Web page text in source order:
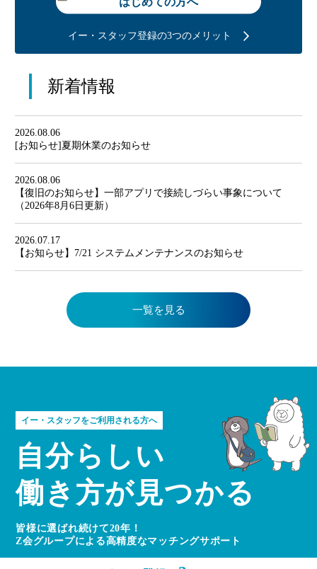
イー・スタッフ登録の3つのメリット
新着情報
2026.08.06
[お知らせ]夏期休業のお知らせ
2026.08.06
【復旧のお知らせ】一部アプリで接続しづらい事象について
（2026年8月6日更新）
2026.07.17
【お知らせ】7/21 システムメンテナンスのお知らせ
一覧を見る
イー・スタッフをご利用される方へ
自分らしい
働き方が見つかる
皆様に選ばれ続けて20年！
Z会グループによる高精度なマッチングサポート